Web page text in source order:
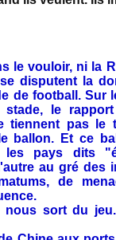
le vouloir, ni la
disputent la
de football. Sur
le
tiennent pas le
ballon. Et ce
pays dits
au gré des
de
sort du